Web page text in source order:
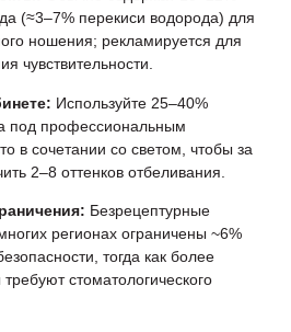
(≈3–7% перекиси водорода) для
ношения; рекламируется для
чувствительности.
Используйте 25–40%
под профессиональным
в сочетании со светом, чтобы за
2–8 оттенков отбеливания.
Безрецептурные
регионах ограничены ~6%
тогда как более
стоматологического